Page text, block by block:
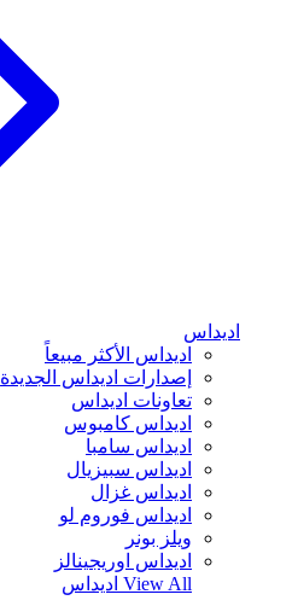
اديداس
اديداس الأكثر مبيعاً
إصدارات اديداس الجديدة
تعاونات اديداس
اديداس كامبوس
اديداس سامبا
اديداس سبيزيال
اديداس غزال
اديداس فوروم لو
ويلز بونر
اديداس اوريجينالز
View All اديداس